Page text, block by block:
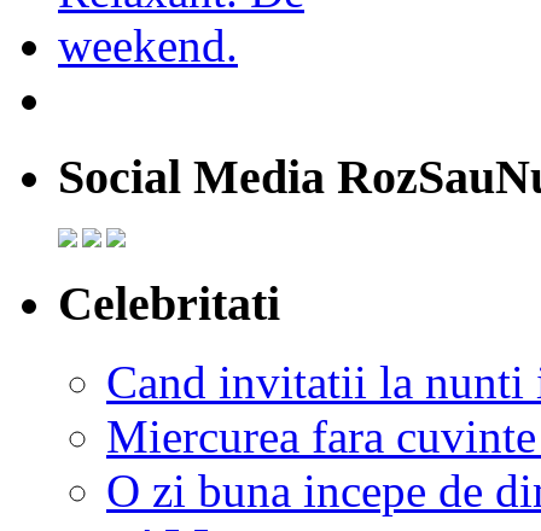
Social Media
Celebritati
Cand invitatii la nunti
Miercurea fara
O zi buna incepe de